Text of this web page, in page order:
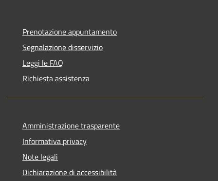
Prenotazione appuntamento
Segnalazione disservizio
Leggi le FAQ
Richiesta assistenza
Amministrazione trasparente
Informativa privacy
Note legali
Dichiarazione di accessibilità